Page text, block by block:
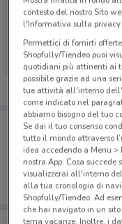
Ci dispiace, al
volantini
Porta
Puoi
salvarle e
dal tuo
contesto del nostro Sito
l'Informativa sulla privacy.
Permettici di fornirti
Shopfully/Tiendeo puoi
quotidiani più attinenti ai
possibile grazie ad una
tue attività all'interno
come indicato nel
abbiamo bisogno del tuo
Se dai il tuo consenso
tutto il mondo attraverso
idea accedendo a Menu >
nostra App. Cosa succede
visualizzerai all'interno
alla tua cronologia di
Shopfully/Tiendeo. Ad
che hai navigato in un
tema vacanze. Inoltre, i